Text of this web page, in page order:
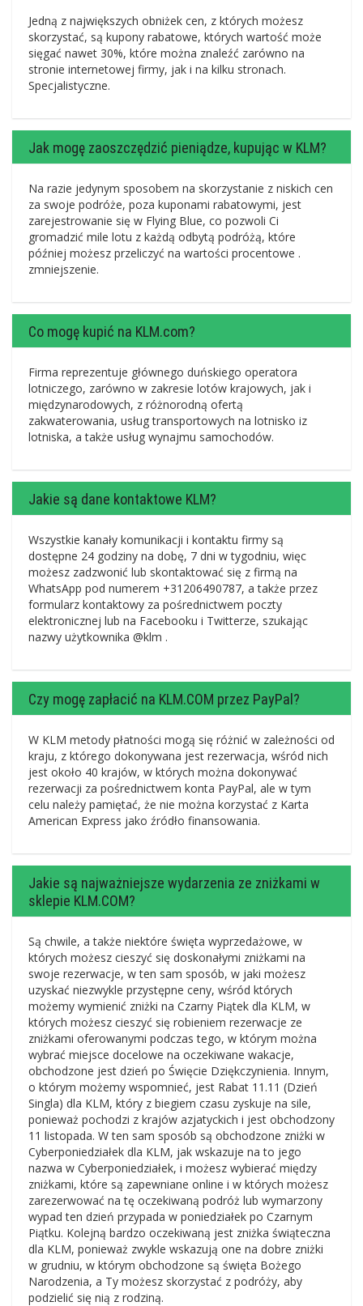
Jedną z największych obniżek cen, z których możesz
skorzystać, są kupony rabatowe, których wartość może
sięgać nawet 30%, które można znaleźć zarówno na
stronie internetowej firmy, jak i na kilku stronach.
Specjalistyczne.
Jak mogę zaoszczędzić pieniądze, kupując w KLM?
Na razie jedynym sposobem na skorzystanie z niskich cen
za swoje podróże, poza kuponami rabatowymi, jest
zarejestrowanie się w Flying Blue, co pozwoli Ci
gromadzić mile lotu z każdą odbytą podróżą, które
później możesz przeliczyć na wartości procentowe .
zmniejszenie.
Co mogę kupić na KLM.com?
Firma reprezentuje głównego duńskiego operatora
lotniczego, zarówno w zakresie lotów krajowych, jak i
międzynarodowych, z różnorodną ofertą
zakwaterowania, usług transportowych na lotnisko iz
lotniska, a także usług wynajmu samochodów.
Jakie są dane kontaktowe KLM?
Wszystkie kanały komunikacji i kontaktu firmy są
dostępne 24 godziny na dobę, 7 dni w tygodniu, więc
możesz zadzwonić lub skontaktować się z firmą na
WhatsApp pod numerem +31206490787, a także przez
formularz kontaktowy za pośrednictwem poczty
elektronicznej lub na Facebooku i Twitterze, szukając
nazwy użytkownika @klm .
Czy mogę zapłacić na KLM.COM przez PayPal?
W KLM metody płatności mogą się różnić w zależności od
kraju, z którego dokonywana jest rezerwacja, wśród nich
jest około 40 krajów, w których można dokonywać
rezerwacji za pośrednictwem konta PayPal, ale w tym
celu należy pamiętać, że nie można korzystać z Karta
American Express jako źródło finansowania.
Jakie są najważniejsze wydarzenia ze zniżkami w
sklepie KLM.COM?
Są chwile, a także niektóre święta wyprzedażowe, w
których możesz cieszyć się doskonałymi zniżkami na
swoje rezerwacje, w ten sam sposób, w jaki możesz
uzyskać niezwykle przystępne ceny, wśród których
możemy wymienić zniżki na Czarny Piątek dla KLM, w
których możesz cieszyć się robieniem rezerwacje ze
zniżkami oferowanymi podczas tego, w którym można
wybrać miejsce docelowe na oczekiwane wakacje,
obchodzone jest dzień po Święcie Dziękczynienia. Innym,
o którym możemy wspomnieć, jest Rabat 11.11 (Dzień
Singla) dla KLM, który z biegiem czasu zyskuje na sile,
ponieważ pochodzi z krajów azjatyckich i jest obchodzony
11 listopada. W ten sam sposób są obchodzone zniżki w
Cyberponiedziałek dla KLM, jak wskazuje na to jego
nazwa w Cyberponiedziałek, i możesz wybierać między
zniżkami, które są zapewniane online i w których możesz
zarezerwować na tę oczekiwaną podróż lub wymarzony
wypad ten dzień przypada w poniedziałek po Czarnym
Piątku. Kolejną bardzo oczekiwaną jest zniżka świąteczna
dla KLM, ponieważ zwykle wskazują one na dobre zniżki
w grudniu, w którym obchodzone są święta Bożego
Narodzenia, a Ty możesz skorzystać z podróży, aby
podzielić się nią z rodziną.